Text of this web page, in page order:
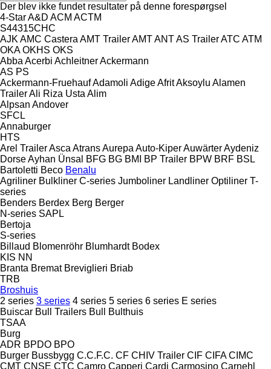
Der blev ikke fundet resultater på denne forespørgsel
4-StarA&D ACM ACTM
S44315CHC
AJK AMC Castera AMT TrailerAMTANTAS TrailerATC ATM
OKA OKHS OKS
Abba Acerbi AchleitnerAckermann
AS PS
Ackermann-FruehaufAdamoli AdigeAfritAksoylu Alamen
TrailerAli Riza Usta Alim
Alpsan Andover
SFCL
Annaburger
HTS
Arel TrailerAsca AtransAurepa Auto-KiperAuwärterAydeniz
DorseAyhan Ünsal BFG BG BMI BP Trailer BPW BRF BSL
Bartoletti Beco Benalu
Agriliner Bulkliner C-series Jumboliner Landliner Optiliner T-
series
Benders Berdex Berg Berger
N-series SAPL
Bertoja
S-series
Billaud Blomenröhr Blumhardt Bodex
KIS NN
Branta Bremat Breviglieri Briab
TRB
Broshuis
2 series 3 series 4 series 5 series 6 series E series
Buiscar Bull Trailers Bull
Bulthuis
TSAA
Burg
ADR BPDO BPO
Burger Bussbygg C.C.F.C. CF CHIV Trailer CIF CIFA CIMC
CMT CNSE CTC Camro Capperi Cardi Carmosino Carnehl